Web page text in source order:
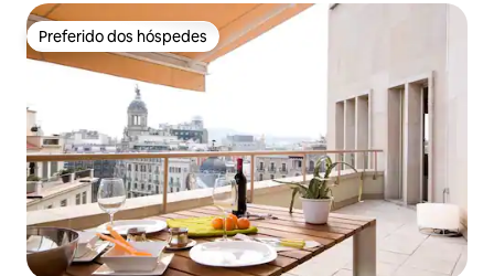
Preferido dos hóspedes
Preferido dos hóspedes